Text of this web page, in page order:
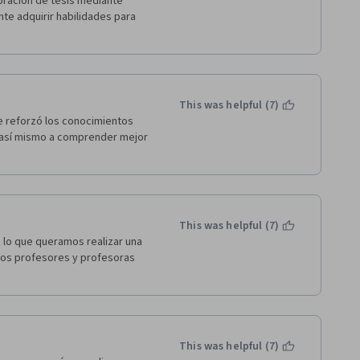
adquirir habilidades para
reforzó los conocimientos
mismo a comprender mejor
This was helpful (7)
que queramos realizar una
profesores y profesoras
This was helpful (7)
This was helpful (7)